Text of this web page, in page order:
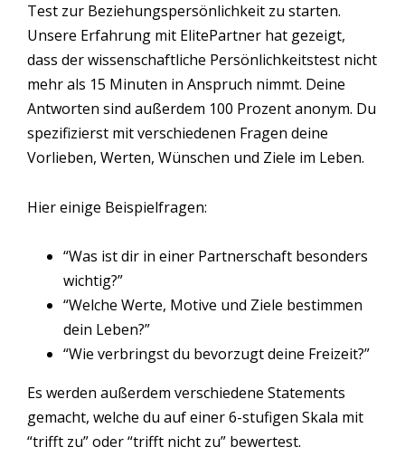
Test zur Beziehungspersönlichkeit zu starten.
Unsere Erfahrung mit ElitePartner hat gezeigt,
dass der wissenschaftliche Persönlichkeitstest nicht
mehr als 15 Minuten in Anspruch nimmt. Deine
Antworten sind außerdem 100 Prozent anonym. Du
spezifizierst mit verschiedenen Fragen deine
Vorlieben, Werten, Wünschen und Ziele im Leben.
Hier einige Beispielfragen:
“Was ist dir in einer Partnerschaft besonders
wichtig?”
“Welche Werte, Motive und Ziele bestimmen
dein Leben?”
“Wie verbringst du bevorzugt deine Freizeit?”
Es werden außerdem verschiedene Statements
gemacht, welche du auf einer 6-stufigen Skala mit
“trifft zu” oder “trifft nicht zu” bewertest.